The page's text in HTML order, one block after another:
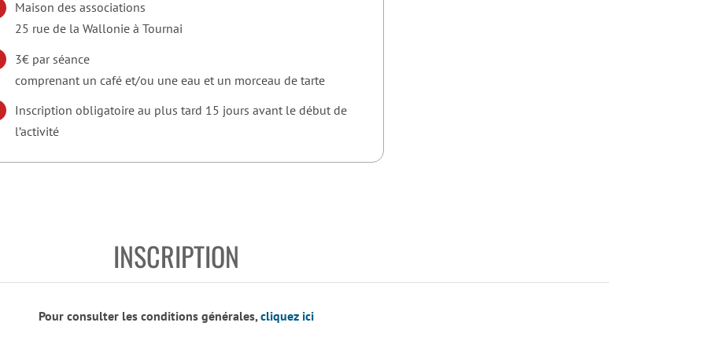
Maison des associations
25 rue de la Wallonie à Tournai
3€ par séance
comprenant un café et/ou une eau et un morceau de tarte
Inscription obligatoire au plus tard 15 jours avant le début de
l’activité
INSCRIPTION
Pour consulter les conditions générales,cliquez ici